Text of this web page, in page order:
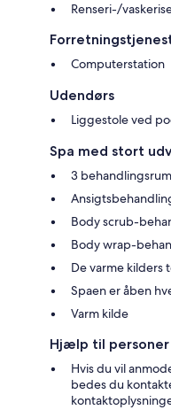
Renseri-/
Computerstation
Udendørs
Liggestole ved
Spa med stort
3 behandlingsrum
Body scrub-
Body wrap-
De varme kilders
Spaen er åben
Varm kilde
Hjælp til
Hvis du vil
bedes du